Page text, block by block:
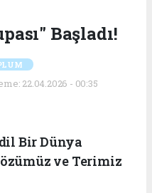
Başladı!
22.04.2026 - 00:35
Bir Dünya
ve Terimiz